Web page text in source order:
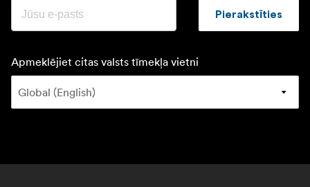
Pierakstīties
Apmeklējiet citas valsts tīmekļa vietni